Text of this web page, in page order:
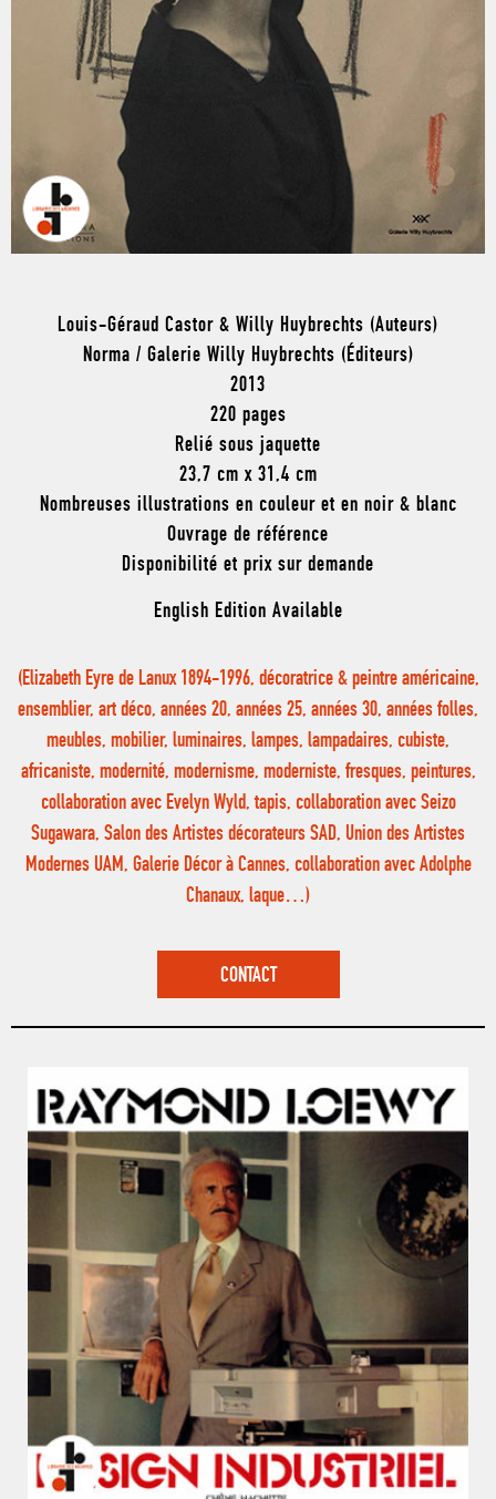
Louis-Géraud Castor & Willy Huybrechts (Auteurs)
Norma / Galerie Willy Huybrechts (Éditeurs)
2013
220 pages
Relié sous jaquette
23,7 cm x 31,4 cm
Nombreuses illustrations en couleur et en noir & blanc
Ouvrage de référence
Disponibilité et prix sur demande
English Edition Available
(Elizabeth Eyre de Lanux 1894-1996, décoratrice & peintre américaine,
ensemblier, art déco, années 20, années 25, années 30, années folles,
meubles, mobilier, luminaires, lampes, lampadaires, cubiste,
africaniste, modernité, modernisme, moderniste, fresques, peintures,
collaboration avec Evelyn Wyld, tapis, collaboration avec Seizo
Sugawara, Salon des Artistes décorateurs SAD, Union des Artistes
Modernes UAM, Galerie Décor à Cannes, collaboration avec Adolphe
Chanaux, laque…)
CONTACT